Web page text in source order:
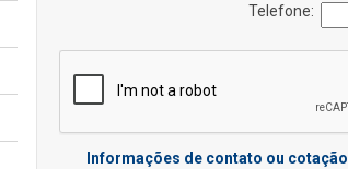
Telefone:
Informações de contato ou cotação